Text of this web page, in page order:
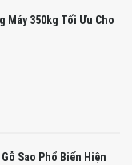
Máy 350kg Tối Ưu Cho
Sao Phổ Biến Hiện